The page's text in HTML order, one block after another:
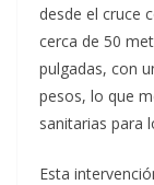
desde el cruce
cerca de 50
pulgadas, con
pesos, lo que
sanitarias para
Esta